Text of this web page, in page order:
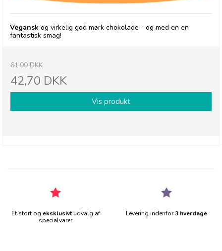
Vegansk og virkelig god mørk chokolade - og med en en
fantastisk smag!
61,00 DKK
42,70 DKK
Vis produkt
Et stort og eksklusivtudvalg af
specialvarer
Levering indenfor3 hverdage